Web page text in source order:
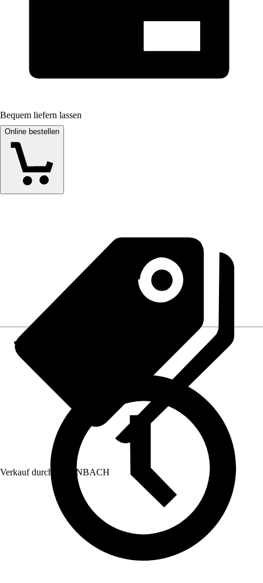
Bequem liefern lassen
Online bestellen
Verkauf durch: HORNBACH